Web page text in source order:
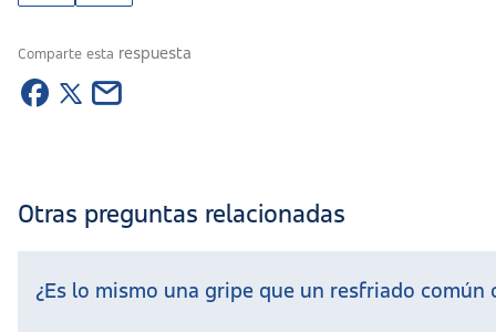
Comparte esta respuesta
Otras preguntas relacionadas
¿Es lo mismo una gripe que un resfriado común